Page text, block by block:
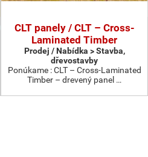
CLT panely / CLT – Cross-
Laminated Timber
Prodej / Nabídka > Stavba,
dřevostavby
Ponúkame : CLT – Cross-Laminated
Timber – drevený panel …